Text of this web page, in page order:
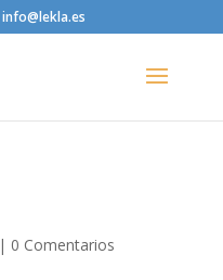
info@lekla.es
| 0 Comentarios